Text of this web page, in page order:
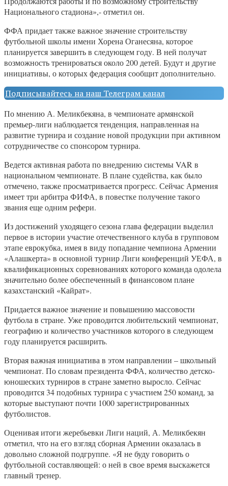
Национального стадиона»,- отметил он.
ФФА придает также важное значение строительству
футбольной школы имени Хорена Оганесяна, которое
планируется завершить в следующем году. В ней получат
возможность тренироваться около 200 детей. Будут и другие
инициативы, о которых федерация сообщит дополнительно.
Подписывайтесь на наш Телеграм канал
По мнению А. Меликбекяна, в чемпионате армянской
премьер-лиги наблюдается тенденция, направленная на
развитие турнира и создание новой продукции при активном
сотрудничестве со спонсором турнира.
Ведется активная работа по внедрению системы VAR в
национальном чемпионате. В плане судейства, как было
отмечено, также просматривается прогресс. Сейчас Армения
имеет три арбитра ФИФА, в повестке получение такого
звания еще одним рефери.
Из достижений уходящего сезона глава федерации выделил
первое в истории участие отечественного клуба в групповом
этапе еврокубка, имея в виду попадание чемпиона Армении
«Алашкерта» в основной турнир Лиги конференций УЕФА, в
квалификационных соревнованиях которого команда одолела
значительно более обеспеченный в финансовом плане
казахстанский «Кайрат».
Придается важное значение и повышению массовости
футбола в стране. Уже проводится любительский чемпионат,
географию и количество участников которого в следующем
году планируется расширить.
Вторая важная инициатива в этом направлении – школьный
чемпионат. По словам президента ФФА, количество детско-
юношеских турниров в стране заметно выросло. Сейчас
проводится 34 подобных турнира с участием 250 команд, за
которые выступают почти 1000 зарегистрированных
футболистов.
Оценивая итоги жеребьевки Лиги наций, А. Меликбекян
отметил, что на его взгляд сборная Армении оказалась в
довольно сложной подгруппе. «Я не буду говорить о
футбольной составляющей: о ней в свое время выскажется
главный тренер.